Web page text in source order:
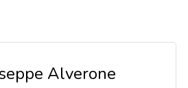
Alverone